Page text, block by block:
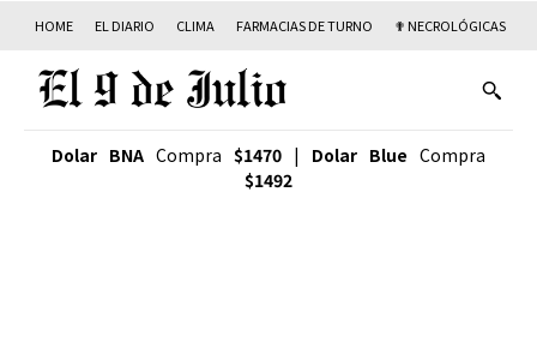
HOME EL DIARIO CLIMA FARMACIAS DE TURNO ✟ NECROLÓGICAS
Dolar BNA Compra $1470 | Dolar Blue Compra
$1492